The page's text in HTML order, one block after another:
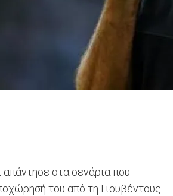
στα σενάρια που
του από τη Γιουβέντους